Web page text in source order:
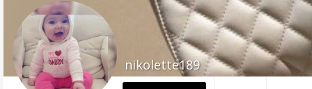
nikolette189